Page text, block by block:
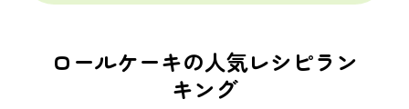
ロールケーキの人気レシピラン
キング